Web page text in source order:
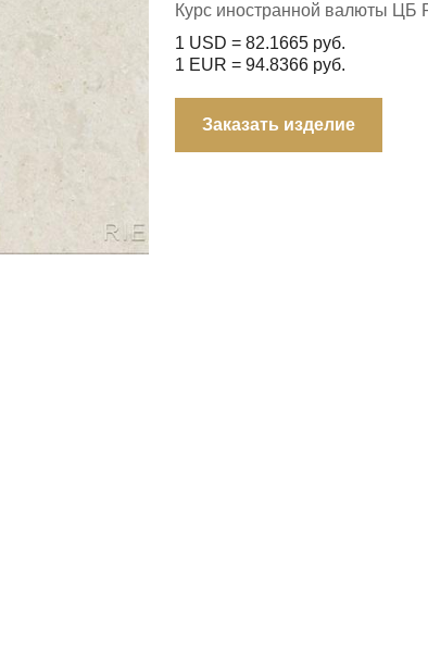
Курс иностранной валюты ЦБ
1 USD = 82.1665 руб.
1 EUR = 94.8366 руб.
Заказать изделие